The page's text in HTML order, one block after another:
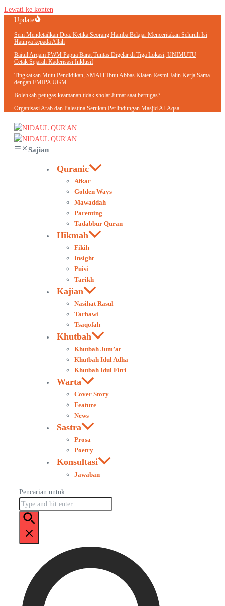
Lewati ke konten
Update
Seni Mendetailkan Doa: Ketika Seorang Hamba Belajar Menceritakan Seluruh Isi
Hatinya kepada Allah
Baitul Arqam PWM Papua Barat Tuntas Digelar di Tiga Lokasi, UNIMUTU
Cetak Sejarah Kaderisasi Inklusif
Tingkatkan Mutu Pendidikan, SMAIT Ibnu Abbas Klaten Resmi Jalin Kerja Sama
dengan FMIPA UGM
Bolehkah petugas keamanan tidak sholat Jumat saat bertugas?
Organisasi Arab dan Palestina Serukan Perlindungan Masjid Al-Aqsa
Sajian
Quranic
Afkar
Golden Ways
Mawaddah
Parenting
Tadabbur Quran
Hikmah
Fikih
Insight
Puisi
Tarikh
Kajian
Nasihat Rasul
Tarbawi
Tsaqofah
Khutbah
Khutbah Jum’at
Khutbah Idul Adha
Khutbah Idul Fitri
Warta
Cover Story
Feature
News
Sastra
Prosa
Poetry
Konsultasi
Jawaban
Pencarian untuk: